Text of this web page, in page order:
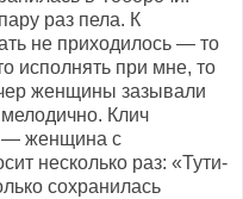
раз пела. К
не приходилось — то
исполнять при мне, то
женщины зазывали
Клич
— женщина с
несколько раз: «Тути-
сохранилась